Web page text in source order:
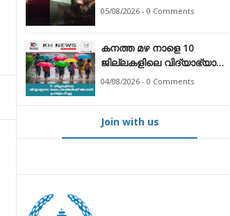
05/08/2026 - 0 Comments
കനത്ത മഴ നാളെ 10
ജില്ലകളിലെ വിദ്യാഭ്യാസ
സ്ഥാപനങ്ങൾക്ക് അവധി
04/08/2026 - 0 Comments
Join with us